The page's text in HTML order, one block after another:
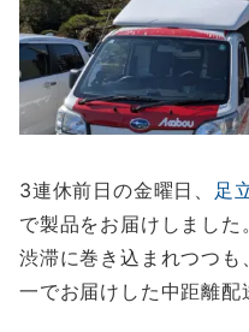
3連休前日の金曜日、 足
で製品をお届けしました。
渋滞に巻き込まれつつ
一でお届けした中距離配